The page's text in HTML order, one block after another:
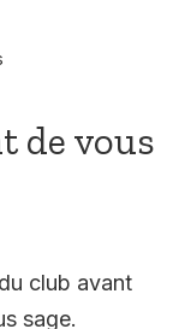
de vous
club avant
sage.